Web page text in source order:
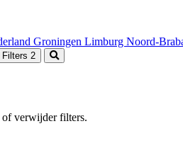
Groningen Limburg Noord-
Filters 2
of verwijder filters.